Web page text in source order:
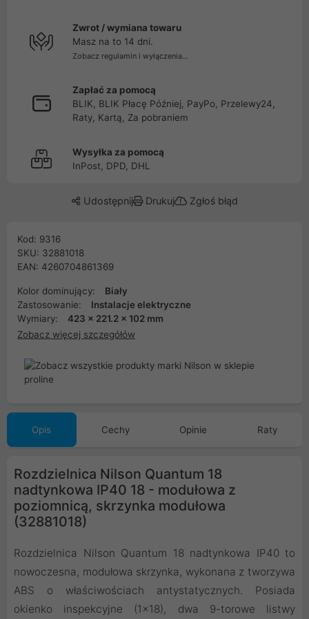
Zwrot / wymiana towaru
Masz na to 14 dni.
Zobacz regulamin i wyłączenia...
Zapłać za pomocą
BLIK, BLIK Płacę Później, PayPo, Przelewy24,
Raty, Kartą, Za pobraniem
Wysyłka za pomocą
InPost, DPD, DHL
Udostępnij Drukuj Zgłoś błąd
Kod: 9316
SKU: 32881018
EAN: 4260704861369
Kolor dominujący:
Biały
Zastosowanie:
Instalacje elektryczne
Wymiary:
423 x 221.2 x 102 mm
Zobacz więcej szczegółów
Opis Cechy Opinie Raty
Rozdzielnica Nilson Quantum 18
nadtynkowa IP40 18 - modułowa z
poziomnicą, skrzynka modułowa
(32881018)
Rozdzielnica Nilson Quantum 18 nadtynkowa IP40 to
nowoczesna, modułowa skrzynka, wykonana z tworzywa
ABS o właściwościach antystatycznych. Posiada
okienko inspekcyjne (1x18), dwa 9-torowe listwy